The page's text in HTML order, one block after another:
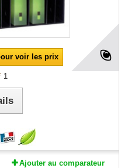
voir les prix
1
Ajouter au comparateur